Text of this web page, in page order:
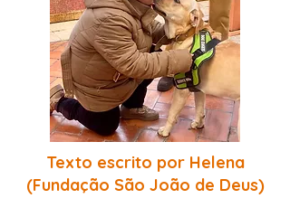
Texto escrito por Helena
(Fundação São João de Deus)